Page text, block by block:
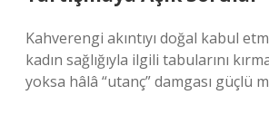
Kahverengi akıntıyı doğal kabul
kadın sağlığıyla ilgili tabularını
yoksa hâlâ “utanç” damgası güçlü